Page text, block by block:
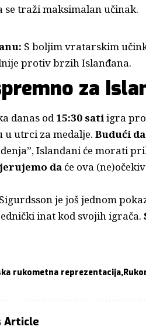
se traži maksimalan učinak.
S boljim vratarskim
protiv brzih Islanđana.
za
danas od15:30 satiigra
u utrci za medalje. Budući da
Islanđani će morati
da će ova
je još jednom
inat kod svojih igrača.
rukometna reprezentacija
Article